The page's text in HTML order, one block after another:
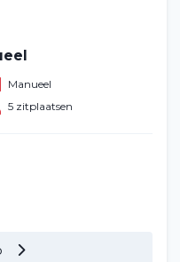
Manueel
5 zitplaatsen